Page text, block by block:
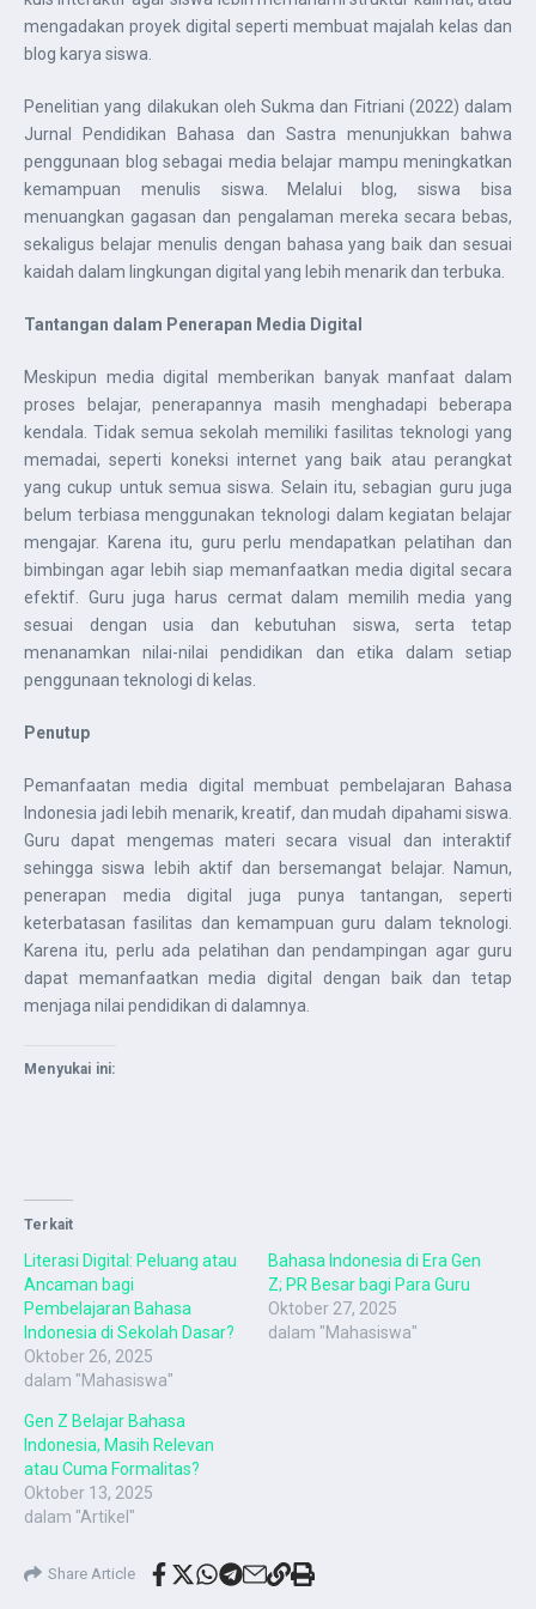
mengadakan proyek digital seperti membuat majalah kelas dan
blog karya siswa.
Penelitian yang dilakukan oleh Sukma dan Fitriani (2022) dalam
Jurnal Pendidikan Bahasa dan Sastra menunjukkan bahwa
penggunaan blog sebagai media belajar mampu meningkatkan
kemampuan menulis siswa. Melalui blog, siswa bisa
menuangkan gagasan dan pengalaman mereka secara bebas,
sekaligus belajar menulis dengan bahasa yang baik dan sesuai
kaidah dalam lingkungan digital yang lebih menarik dan terbuka.
Tantangan dalam Penerapan Media Digital
Meskipun media digital memberikan banyak manfaat dalam
proses belajar, penerapannya masih menghadapi beberapa
kendala. Tidak semua sekolah memiliki fasilitas teknologi yang
memadai, seperti koneksi internet yang baik atau perangkat
yang cukup untuk semua siswa. Selain itu, sebagian guru juga
belum terbiasa menggunakan teknologi dalam kegiatan belajar
mengajar. Karena itu, guru perlu mendapatkan pelatihan dan
bimbingan agar lebih siap memanfaatkan media digital secara
efektif. Guru juga harus cermat dalam memilih media yang
sesuai dengan usia dan kebutuhan siswa, serta tetap
menanamkan nilai-nilai pendidikan dan etika dalam setiap
penggunaan teknologi di kelas.
Penutup
Pemanfaatan media digital membuat pembelajaran Bahasa
Indonesia jadi lebih menarik, kreatif, dan mudah dipahami siswa.
Guru dapat mengemas materi secara visual dan interaktif
sehingga siswa lebih aktif dan bersemangat belajar. Namun,
penerapan media digital juga punya tantangan, seperti
keterbatasan fasilitas dan kemampuan guru dalam teknologi.
Karena itu, perlu ada pelatihan dan pendampingan agar guru
dapat memanfaatkan media digital dengan baik dan tetap
menjaga nilai pendidikan di dalamnya.
Menyukai ini:
Terkait
Literasi Digital: Peluang atau
Ancaman bagi
Pembelajaran Bahasa
Indonesia di Sekolah Dasar?
Oktober 26, 2025
dalam "Mahasiswa"
Bahasa Indonesia di Era Gen
Z; PR Besar bagi Para Guru
Oktober 27, 2025
dalam "Mahasiswa"
Gen Z Belajar Bahasa
Indonesia, Masih Relevan
atau Cuma Formalitas?
Oktober 13, 2025
dalam "Artikel"
Share Article